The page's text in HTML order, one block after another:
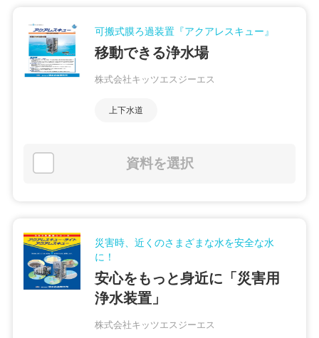
可搬式膜ろ過装置『アクアレスキュー』
移動できる浄水場
株式会社キッツエスジーエス
上下水道
資料を選択
災害時、近くのさまざまな水を安全な水
に！
安心をもっと身近に「災害用
浄水装置」
株式会社キッツエスジーエス